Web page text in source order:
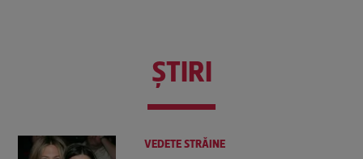
ŞTIRI
VEDETE STRĂINE